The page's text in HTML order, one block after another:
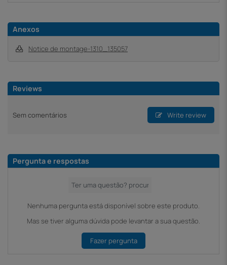
Anexos
Notice de montage-1310_135057
Reviews
Sem comentários Write review
Pergunta e respostas
Nenhuma pergunta está disponível sobre este produto.
Mas se tiver alguma dúvida pode levantar a sua questão.
Fazer pergunta